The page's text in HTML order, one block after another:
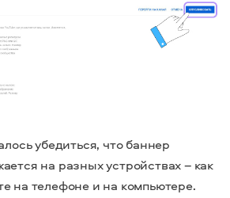
убедиться, что баннер
на разных устройствах – как
на телефоне и на компьютере.